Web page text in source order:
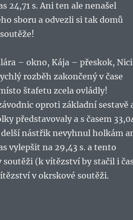
24,71 s. Ani ten ale nenašel
sboru a odvezli si tak domů
– okno, Kája – přeskok, Nici
rozběh zakončený v čase
štafetu zcela ovládly!
oproti základní sestavě
představovaly a s časem
nástřik nevyhnul holkám
vylepšit na 29,43 s. a tento
(k vítězství by stačil i
v okrskové soutěži.